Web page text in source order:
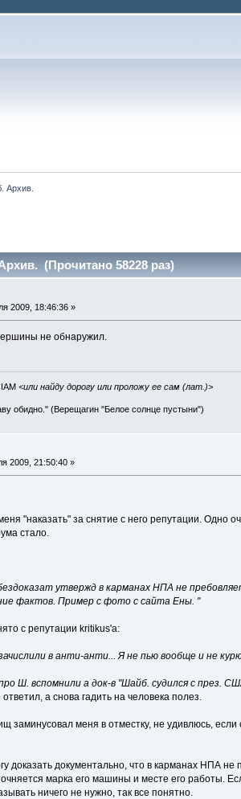
Архив.
(Прочитано 58228 раз)
2009, 18:46:36 »
не обнаружил.
<или найду дорогу или проложу ее сам (лат.)>
обидно." (Верещагин "Белое солнце пустыни")
2009, 21:50:40 »
"наказать" за снятие с него репутации. Одно
стало.
утвержд в карманах НПА не
фактов. Пример с фото с сайта Ены. "
с репутации kritikus'а:
в анти-анти... Я не пью вообще и не
Ш. вспомнили а док-в "Шайб. судился с през.
а снова гадить на человека полез.
заминусовал меня в отместку, не удивлюсь,
доказать документально, что в карманах НПА
марка его машины и месте его работы.
ничего не нужно, так все понятно.